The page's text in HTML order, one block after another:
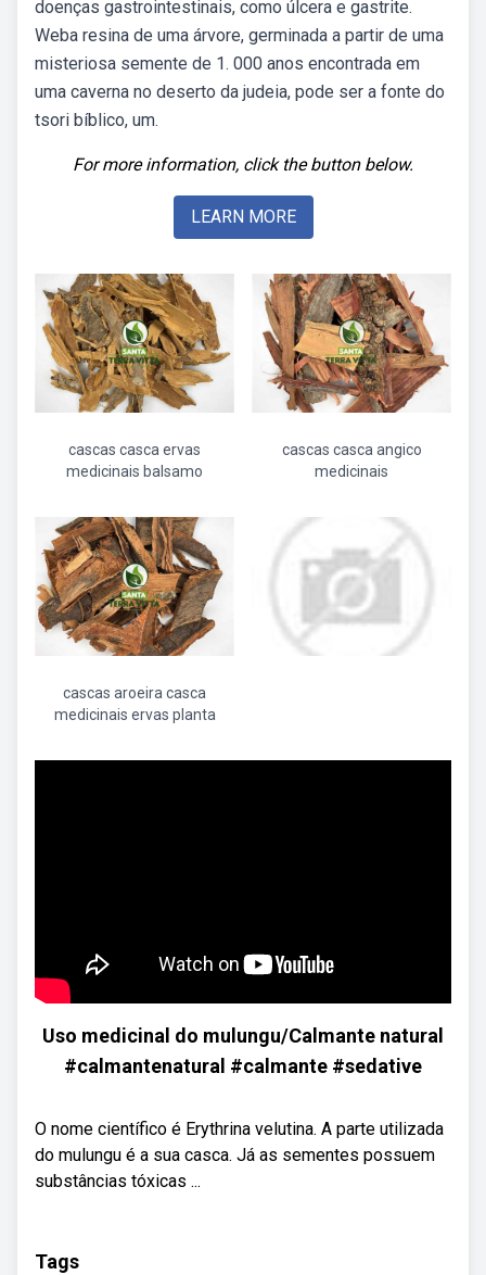
doenças gastrointestinais, como úlcera e gastrite.
Weba resina de uma árvore, germinada a partir de uma
misteriosa semente de 1. 000 anos encontrada em
uma caverna no deserto da judeia, pode ser a fonte do
tsori bíblico, um.
For more information, click the button below.
LEARN MORE
cascas casca ervas
medicinais balsamo
cascas casca angico
medicinais
cascas aroeira casca
medicinais ervas planta
Uso medicinal do mulungu/Calmante natural
#calmantenatural #calmante #sedative
O nome científico é Erythrina velutina. A parte utilizada
do mulungu é a sua casca. Já as sementes possuem
substâncias tóxicas ...
Tags